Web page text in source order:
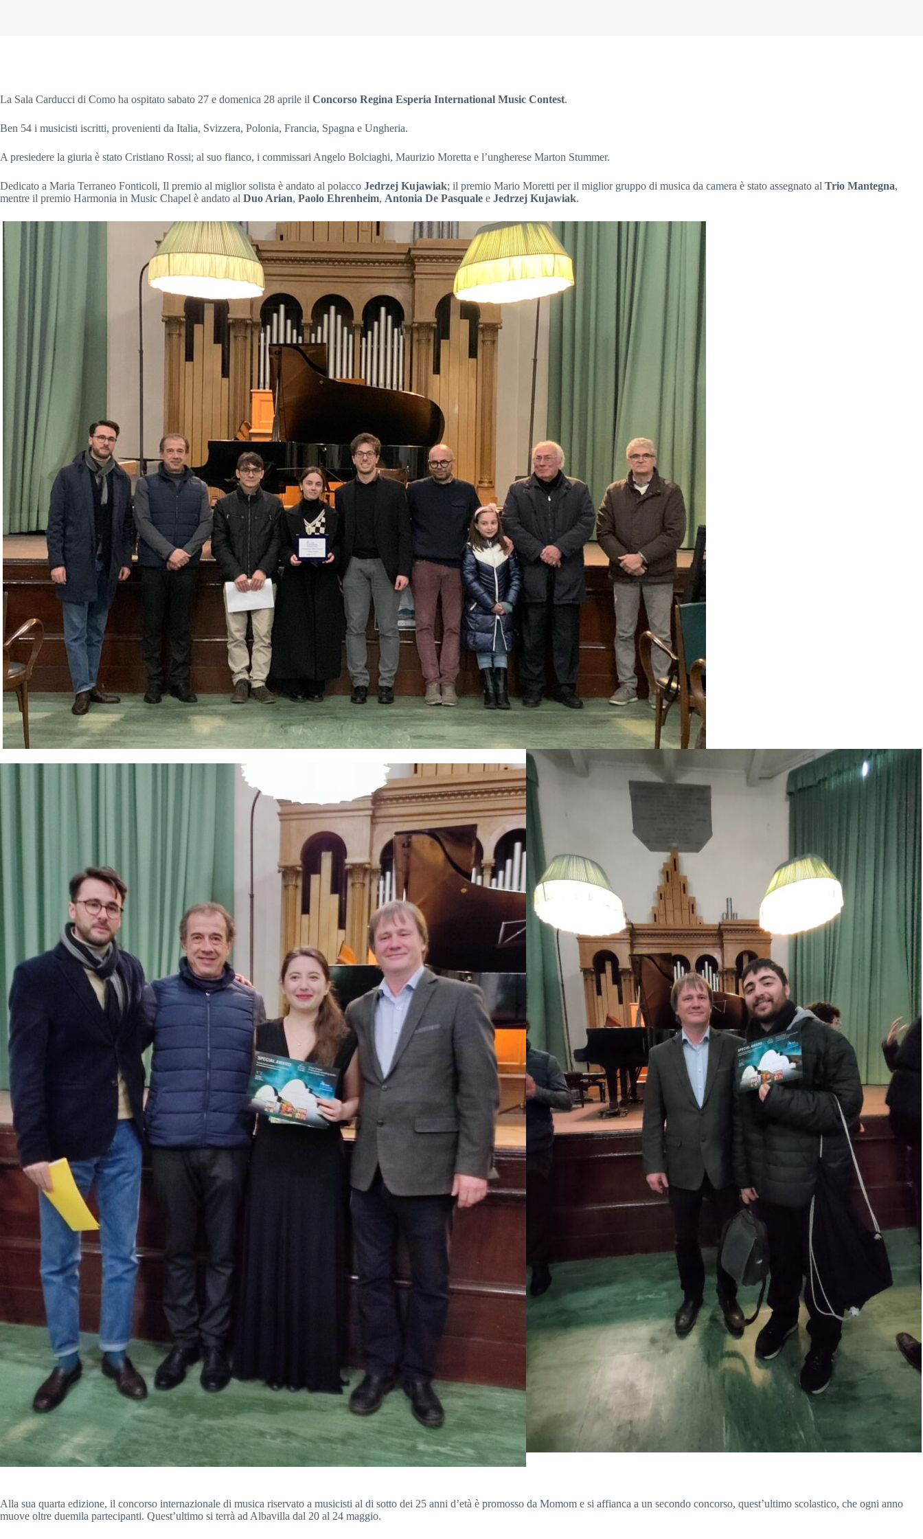
La Sala Carducci di Como ha ospitato sabato 27 e domenica 28 aprile il Concorso Regina Esperia International Music Contest.
Ben 54 i musicisti iscritti, provenienti da Italia, Svizzera, Polonia, Francia, Spagna e Ungheria.
A presiedere la giuria è stato Cristiano Rossi; al suo fianco, i commissari Angelo Bolciaghi, Maurizio Moretta e l’ungherese Marton Stummer.
Dedicato a Maria Terraneo Fonticoli, Il premio al miglior solista è andato al polacco Jedrzej Kujawiak; il premio Mario Moretti per il miglior gruppo di musica da camera è stato assegnato al Trio Mantegna,
mentre il premio Harmonia in Music Chapel è andato al Duo Arian, Paolo Ehrenheim, Antonia De Pasquale e Jedrzej Kujawiak.
Alla sua quarta edizione, il concorso internazionale di musica riservato a musicisti al di sotto dei 25 anni d’età è promosso da Momom e si affianca a un secondo concorso, quest’ultimo scolastico, che ogni anno
muove oltre duemila partecipanti. Quest’ultimo si terrà ad Albavilla dal 20 al 24 maggio.